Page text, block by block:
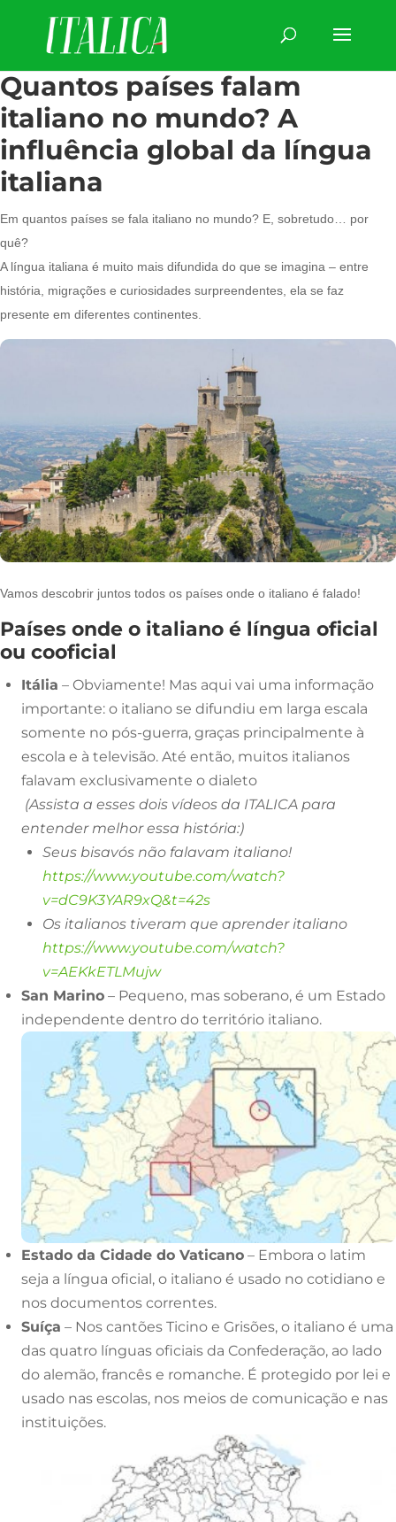
Quantos países falam
italiano no mundo? A
influência global da língua
italiana
Em quantos países se fala italiano no mundo? E, sobretudo… por
quê?
A língua italiana é muito mais difundida do que se imagina – entre
história, migrações e curiosidades surpreendentes, ela se faz
presente em diferentes continentes.
Vamos descobrir juntos todos os países onde o italiano é falado!
Países onde o italiano é língua oficial
ou cooficial
Itália – Obviamente! Mas aqui vai uma informação
importante: o italiano se difundiu em larga escala
somente no pós-guerra, graças principalmente à
escola e à televisão. Até então, muitos italianos
falavam exclusivamente o dialeto
(Assista a esses dois vídeos da ITALICA para
entender melhor essa história:)
Seus bisavós não falavam italiano!
https://www.youtube.com/watch?
v=dC9K3YAR9xQ&t=42s
Os italianos tiveram que aprender italiano
https://www.youtube.com/watch?
v=AEKkETLMujw
San Marino – Pequeno, mas soberano, é um Estado
independente dentro do território italiano.
Estado da Cidade do Vaticano – Embora o latim
seja a língua oficial, o italiano é usado no cotidiano e
nos documentos correntes.
Suíça – Nos cantões Ticino e Grisões, o italiano é uma
das quatro línguas oficiais da Confederação, ao lado
do alemão, francês e romanche. É protegido por lei e
usado nas escolas, nos meios de comunicação e nas
instituições.